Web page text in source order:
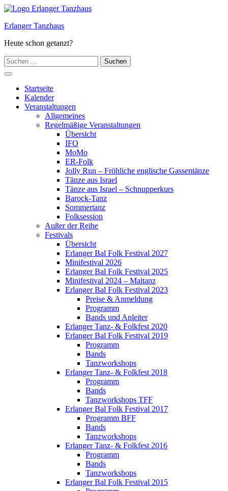
Zum
springen
Erlanger Tanzhaus
Heute schon getanzt?
Suchen
nach:
Hauptmenü
Startseite
Kalender
Veranstaltungen
Allgemeines
Regelmäßige Veranstaltungen
Übersicht
IFO
MoMo
ER-Folk
Jolly Run – Fröhliche englische Gassentänze
Tänze aus Israel
Tänze aus Israel – Schnupperkurs
Barock-Tanz
Sommertanz
Folksession
Außer der Reihe
Festivals
Übersicht
Erlanger Bal Folk Festival 2027
Minifestival 2026
Erlanger Bal Folk Festival 2025
Minifestival 2024 – Maitanz
Erlanger Bal Folk Festival 2023
Preise & Anmeldung
Programm
Bands und Anleiter
Erlanger Tanz- & Folkfest 2020
Erlanger Bal Folk Festival 2019
Programm
Bands
Tanzworkshops
Erlanger Tanz- & Folkfest 2018
Programm
Bands
Tanzworkshops TFF
Erlanger Bal Folk Festival 2017
Programm BFF
Bands
Tanzworkshops
Erlanger Tanz- & Folkfest 2016
Programm
Bands
Tanzworkshops
Erlanger Bal Folk Festival 2015